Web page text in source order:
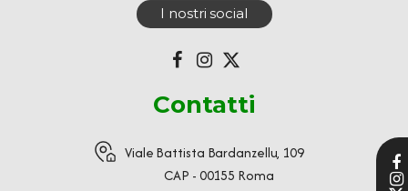
I nostri social
Contatti
Viale Battista Bardanzellu, 109
CAP - 00155 Roma